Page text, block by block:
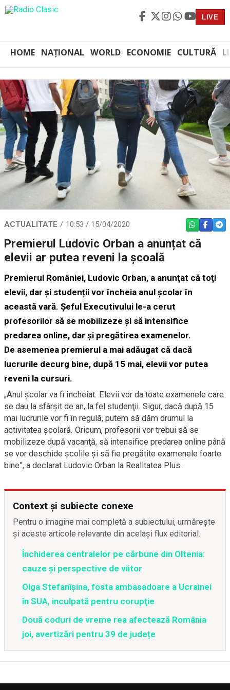
LIVE
HOME NAȚIONAL WORLD ECONOMIE CULTURĂ
ACTUALITATE 10:53 / 15/04/2020 WHATSAPP
Premierul Ludovic Orban a anunțat că
elevii ar putea reveni la școală
Premierul României, Ludovic Orban, a anunţat că toţi
elevii, dar şi studenții vor încheia anul şcolar în
această vară. Șeful Executivului le-a cerut
profesorilor să se mobilizeze și să intensifice
predarea online, dar şi pregătirea examenelor.
De asemenea premierul a mai adăugat că dacă
lucrurile decurg bine, după 15 mai, elevii vor putea
reveni la cursuri.
„Anul şcolar va fi încheiat. Elevii vor da toate examenele care
se dau la sfârşit de an, la fel studenţii. Sigur, dacă după 15
mai lucrurile vor fi în regulă, putem să dăm drumul la
activitatea şcolară. Oricum, profesorii vor trebui să se
mobilizeze după vacanţă, să intensifice predarea online până
se vor deschide şcolile şi să fie pregătite examenele foarte
bine”, a declarat Ludovic Orban la Realitatea Plus.
Context și subiecte conexe
Pentru o imagine mai completă a subiectului, urmărește
și aceste articole relevante din același flux editorial.
Închiderea centralelor pe cărbune din Oltenia:
cauze și perspective de viitor
Olga Stefanîşina, fosta ambasadoare a Ucrainei
în SUA, inculpată pentru corupţie
Două coduri de vreme rea afectează România
joi, avertizări pentru 39 de județe